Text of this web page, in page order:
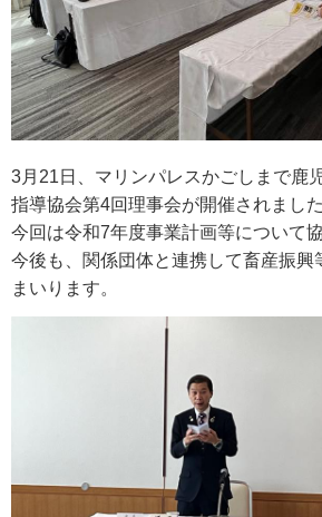
3月21日、マリンパレスかごしまで鹿
指導協会第4回理事会が開催されました
今回は令和7年度事業計画等について
今後も、関係団体と連携して畜産振興
まいります。